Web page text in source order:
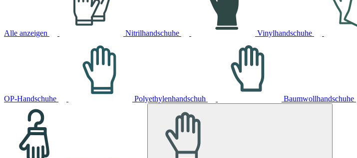
Alle anzeigen Nitrilhandschuhe Vinylhandschuhe
OP-Handschuhe Polyethylenhandschuh Baumwollhandschuhe